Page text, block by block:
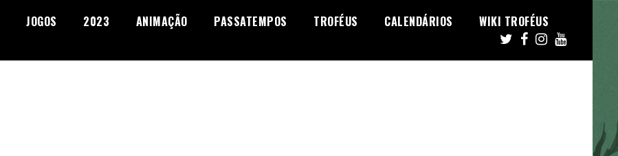
JOGOS 2023 ANIMAÇÃO PASSATEMPOS TROFÉUS CALENDÁRIOS WIKI TROFÉUS